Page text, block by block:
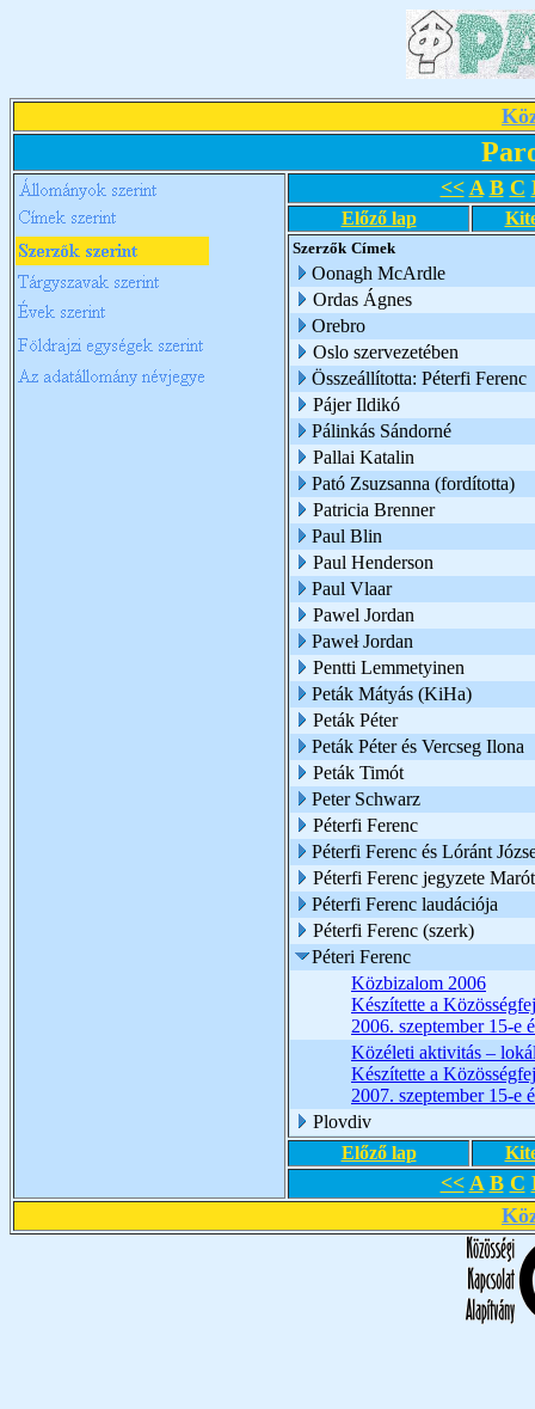
<< A B C
Előző lap
Szerzők Címek
Oonagh McArdle
Ordas Ágnes
Orebro
Oslo szervezetében
Összeállította: Péterfi Ferenc
Pájer Ildikó
Pálinkás Sándorné
Pallai Katalin
Pató Zsuzsanna (fordította)
Patricia Brenner
Paul Blin
Paul Henderson
Paul Vlaar
Pawel Jordan
Paweł Jordan
Pentti Lemmetyinen
Peták Mátyás (KiHa)
Peták Péter
Peták Péter és Vercseg Ilona
Peták Timót
Peter Schwarz
Péterfi Ferenc
Péterfi Ferenc és Lóránt
Péterfi Ferenc jegyzete
Péterfi Ferenc laudációja
Péterfi Ferenc (szerk)
Péteri Ferenc
Közbizalom 2006
Készítette a
2006. szeptember 15-e
Közéleti aktivitás –
Készítette a
2007. szeptember 15-e
Plovdiv
Előző lap
<< A B C